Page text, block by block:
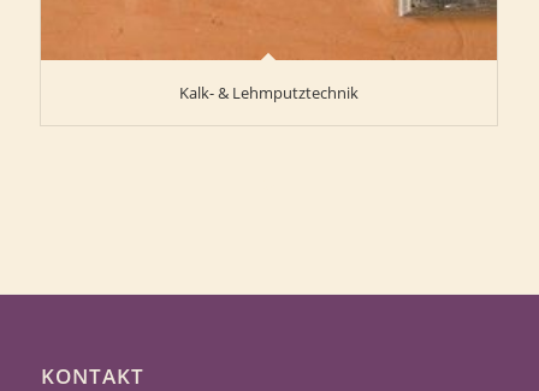
Kalk- & Lehmputztechnik
KONTAKT